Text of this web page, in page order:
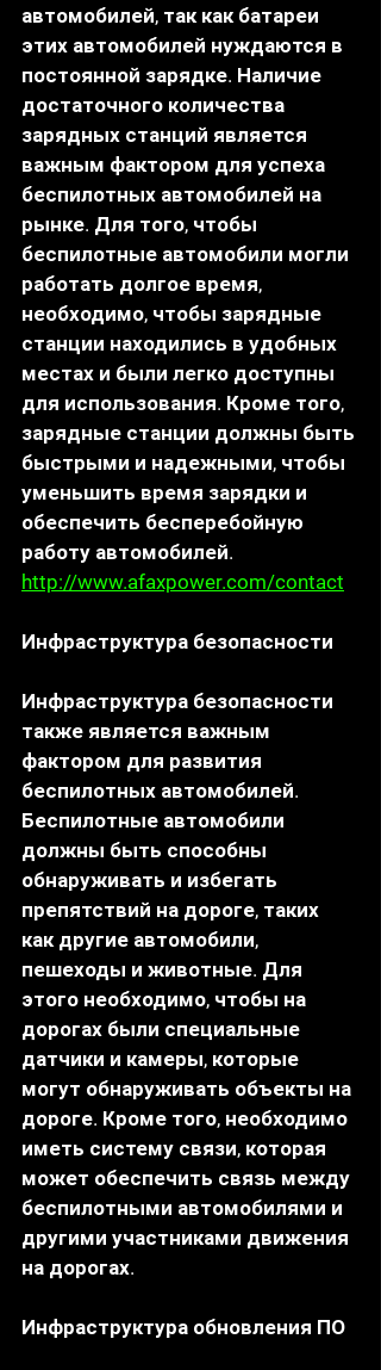
автомобилей, так как батареи
этих автомобилей нуждаются в
постоянной зарядке. Наличие
достаточного количества
зарядных станций является
важным фактором для успеха
беспилотных автомобилей на
рынке. Для того, чтобы
беспилотные автомобили могли
работать долгое время,
необходимо, чтобы зарядные
станции находились в удобных
местах и были легко доступны
для использования. Кроме того,
зарядные станции должны быть
быстрыми и надежными, чтобы
уменьшить время зарядки и
обеспечить бесперебойную
работу автомобилей.
http://www.afaxpower.com/contact
Инфраструктура безопасности
Инфраструктура безопасности
также является важным
фактором для развития
беспилотных автомобилей.
Беспилотные автомобили
должны быть способны
обнаруживать и избегать
препятствий на дороге, таких
как другие автомобили,
пешеходы и животные. Для
этого необходимо, чтобы на
дорогах были специальные
датчики и камеры, которые
могут обнаруживать объекты на
дороге. Кроме того, необходимо
иметь систему связи, которая
может обеспечить связь между
беспилотными автомобилями и
другими участниками движения
на дорогах.
Инфраструктура обновления ПО